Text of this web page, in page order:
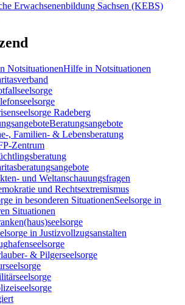
Erwachsenenbildung Sachsen (KEBS)
Hilfe in Notsituationen
Radeberg
Beratungsangebote
, Familien- & Lebensberatung
Zentrum
und Weltanschauungsfragen
und Rechtsextremismus
Seelsorge in
Situationen
in Justizvollzugsanstalten
& Pilgerseelsorge